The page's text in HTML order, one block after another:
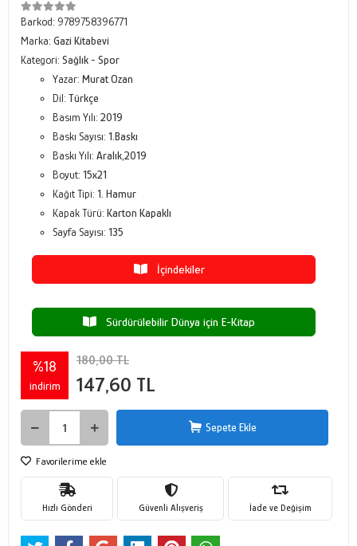
Barkod: 9789758396771
Marka: Gazi Kitabevi
Kategori: Sağlık - Spor
Yazar: Murat Ozan
Dil: Türkçe
Basım Yılı: 2019
Baskı Sayısı: 1.Baskı
Baskı Yılı: Aralık,2019
Boyut: 15x21
Kağıt Tipi: 1. Hamur
Kapak Türü: Karton Kapaklı
Sayfa Sayısı: 135
İçindekiler
Sürdürülebilir Dünya için E-Kitap
%18
indirim
180,00 TL
147,60 TL
Sepete Ekle
Favorilerime ekle
Hızlı Gönderi Güvenli Alışveriş İade ve Değişim